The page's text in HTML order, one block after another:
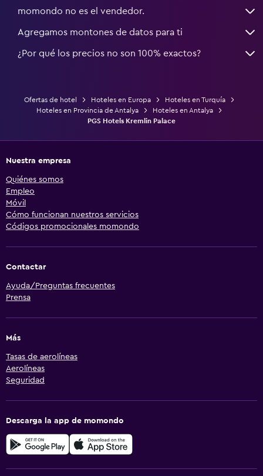
momondo no es el vendedor.
Agregamos montones de datos para ti
¿Por qué los precios no son 100% exactos?
Ofertas de hotel Hoteles en Europa
Hoteles en Turquía
Hoteles en Provincia de Antalya
Hoteles en Antalya
PGS Hotels Kremlin Palace
Nuestra empresa
Quiénes somos
Empleo
Móvil
Cómo funcionan nuestros servicios
Códigos promocionales momondo
Contactar
Ayuda/Preguntas frecuentes
Prensa
Más
Tasas de aerolíneas
Aerolíneas
Seguridad
Descarga la app de momondo